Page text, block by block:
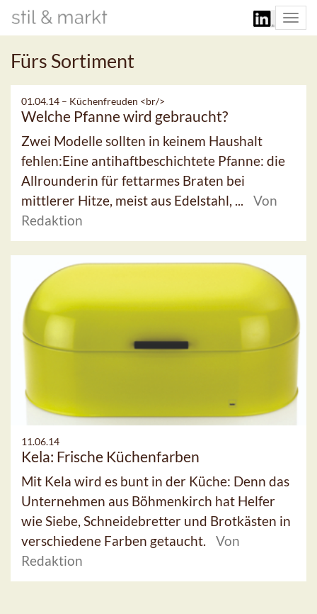
Fürs Sortiment
01.04.14 – Küchenfreuden <br/>
Welche Pfanne wird gebraucht?
Zwei Modelle sollten in keinem Haushalt
fehlen:Eine antihaftbeschichtete Pfanne: die
Allrounderin für fettarmes Braten bei
mittlerer Hitze, meist aus Edelstahl, ...
Von
Redaktion
11.06.14
Kela: Frische Küchenfarben
Mit Kela wird es bunt in der Küche: Denn das
Unternehmen aus Böhmenkirch hat Helfer
wie Siebe, Schneidebretter und Brotkästen in
verschiedene Farben getaucht.
Von
Redaktion